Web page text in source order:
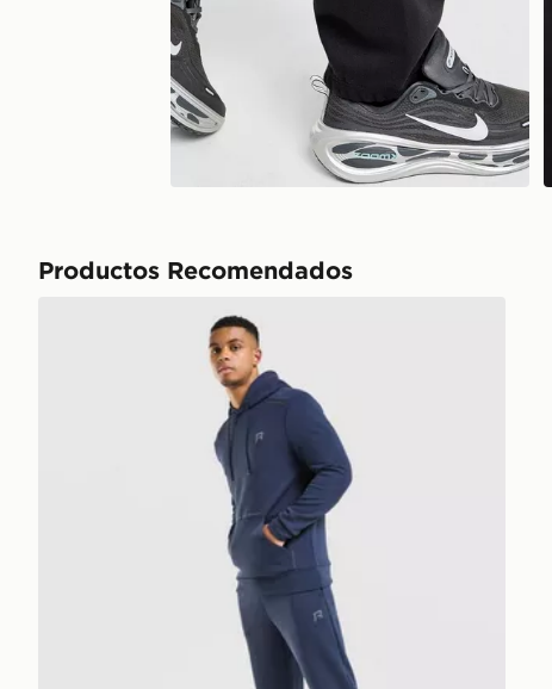
Productos Recomendados
Reprimo Joggers Motion